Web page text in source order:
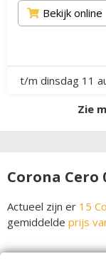
Bekijk online
t/m dinsdag 11
Zie
Corona Cero
Actueel zijn er 15
gemiddelde prijs